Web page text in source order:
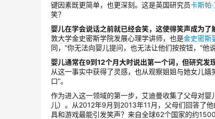
键因素既更简单，也更深刻。这是英国研究员卡斯帕
笑？
婴儿在学会说话之前就已经会笑，这使得笑声成为了
敦大学金史密斯学院发展心理学讲师，也是金史密斯
同，”你无法向婴儿提问，也无法让他们按按钮，”他说
婴儿通常在9到12个月大时说出第一个词，但研究
从这一事实中获得了灵感，也从观察姐姐与她女儿
口”。
作为进入这一领域的第一步，艾迪曼收集了父母对
儿）。从2012年9月到2013年11月，父母们回答了
具和游戏最能引发笑声？来自全球62个国家的约